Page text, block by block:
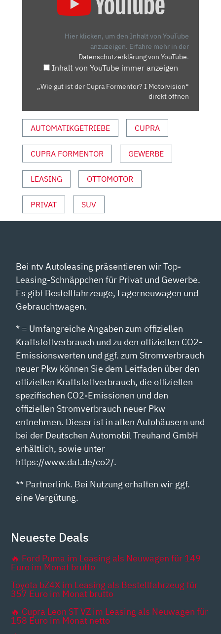
MOTORVISION“
Hier klicken, um den Inhalt von YouTube
anzuzeigen. Erfahre mehr in der
Datenschutzerklärung von YouTube.
Inhalt von YouTube immer anzeigen
„Wie gut ist der Cupra Formentor? I Motorvision“
direkt öffnen
AUTOMATIKGETRIEBE CUPRA
CUPRA FORMENTOR GEWERBE
LEASING OTTOMOTOR
PRIVAT SUV
Bei ntv Autoleasing präsentieren wir Top-
Leasing-Schnäppchen für Privat und Gewerbe.
Es gibt Bestellfahrzeuge, Lagerneuwagen und
Gebrauchtwagen.
* = Umfangreiche Angaben zum offiziellen
Kraftstoffverbrauch und zu den offiziellen CO2-
Emissionswerten und ggf. zum Stromverbrauch
neuer Pkw können Sie dem Leitfaden über den
offiziellen Kraftstoffverbrauch, die offiziellen
spezifischen CO2-Emissionen und den
offiziellen Stromverbrauch neuer Pkw
entnehmen. Dieser ist in allen Autohäusern und
bei der Deutschen Automobil Treuhand GmbH
erhältlich, sowie unter
https://www.dat.de/co2/.
** Partnerlink. Bei Nutzung erhalten wir ggf.
eine Vergütung.
Neueste Deals
🔥 Ford Puma im Leasing als Neuwagen für 149
Euro im Monat brutto
Toyota bZ4X im Leasing als Bestellfahrzeug für
357 Euro im Monat brutto
🔥 Cupra Leon ST VZ im Leasing als Neuwagen für
158 Euro im Monat netto